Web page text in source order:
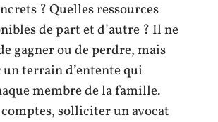
? Quelles ressources
de part et d’autre ? Il ne
gagner ou de perdre, mais
terrain d’entente qui
membre de la famille.
solliciter un avocat